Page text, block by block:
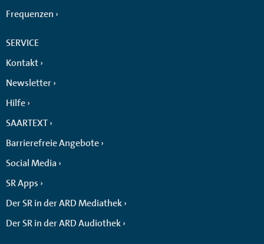
Frequenzen
SERVICE
Kontakt
Newsletter
Hilfe
SAARTEXT
Barrierefreie Angebote
Social Media
SR Apps
Der SR in der ARD Mediathek
Der SR in der ARD Audiothek